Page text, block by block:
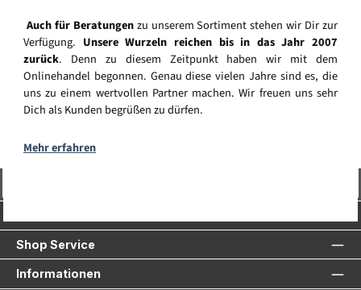
Auch für Beratungenzu unserem Sortiment stehen wir Dir zur
Verfügung. Unsere Wurzeln reichen bis in das Jahr 2007
zurück. Denn zu diesem Zeitpunkt haben wir mit dem
Onlinehandel begonnen. Genau diese vielen Jahre sind es, die
uns zu einem wertvollen Partner machen. Wir freuen uns sehr
Dich als Kunden begrüßen zu dürfen.
Mehr erfahren
Shop Service
Informationen